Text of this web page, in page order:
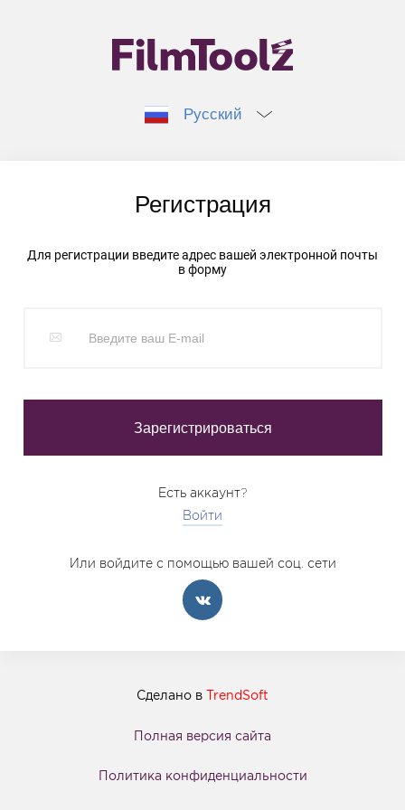
Русский
Регистрация
Для регистрации введите адрес вашей электронной почты
в форму
Есть аккаунт?
Войти
Или войдите с помощью вашей соц. сети
Сделано в TrendSoft
Полная версия сайта
Политика конфиденциальности